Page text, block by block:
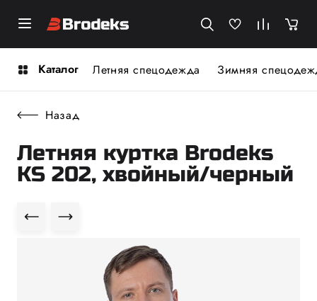
Каталог Летняя спецодежда Зимняя
Назад
Летняя куртка Brodeks
KS 202, хвойный/черный